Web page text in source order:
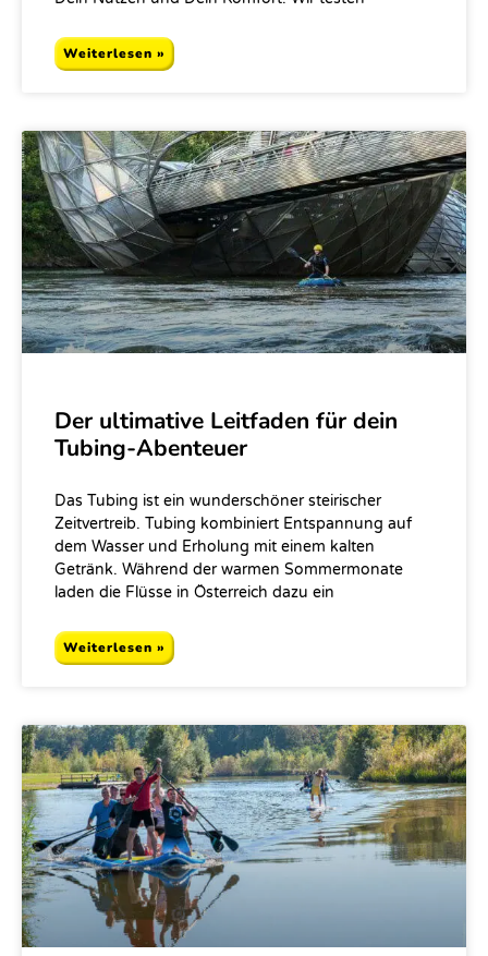
Weiterlesen »
Der ultimative Leitfaden für dein
Tubing-Abenteuer
Das Tubing ist ein wunderschöner steirischer
Zeitvertreib. Tubing kombiniert Entspannung auf
dem Wasser und Erholung mit einem kalten
Getränk. Während der warmen Sommermonate
laden die Flüsse in Österreich dazu ein
Weiterlesen »